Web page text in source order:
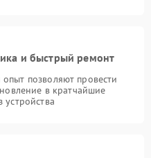
и быстрый ремонт
позволяют провести
в кратчайшие